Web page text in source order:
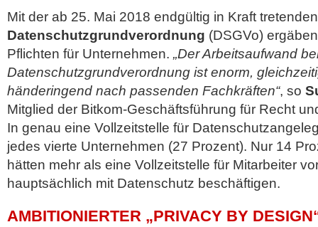
Mit der ab 25. Mai 2018 endgültig in Kraft tretenden
Datenschutzgrundverordnung (DSGVo)
Pflichten für Unternehmen. „Der Arbeitsaufwand
Datenschutzgrundverordnung ist enorm,
händeringend nach passenden Fachkräften“, so
Mitglied der Bitkom-Geschäftsführung für Recht
In genau eine Vollzeitstelle für
jedes vierte Unternehmen (27 Prozent). Nur 14
hätten mehr als eine Vollzeitstelle für Mitarbeiter
hauptsächlich mit Datenschutz beschäftigen.
AMBITIONIERTER „PRIVACY BY